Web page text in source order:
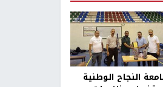
النجاح الوطنية